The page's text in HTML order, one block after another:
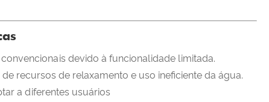
devido à funcionalidade limitada.
recursos de relaxamento e uso ineficiente da água.
a diferentes usuários